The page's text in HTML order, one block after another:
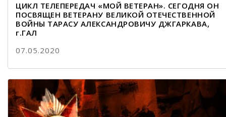
ЦИКЛ ТЕЛЕПЕРЕДАЧ «МОЙ ВЕТЕРАН». СЕГОДНЯ ОН
ПОСВЯЩЕН ВЕТЕРАНУ ВЕЛИКОЙ ОТЕЧЕСТВЕННОЙ
ВОЙНЫ ТАРАСУ АЛЕКСАНДРОВИЧУ ДЖГАРКАВА,
г.ГАЛ
07.05.2020